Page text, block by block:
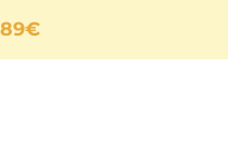
89€